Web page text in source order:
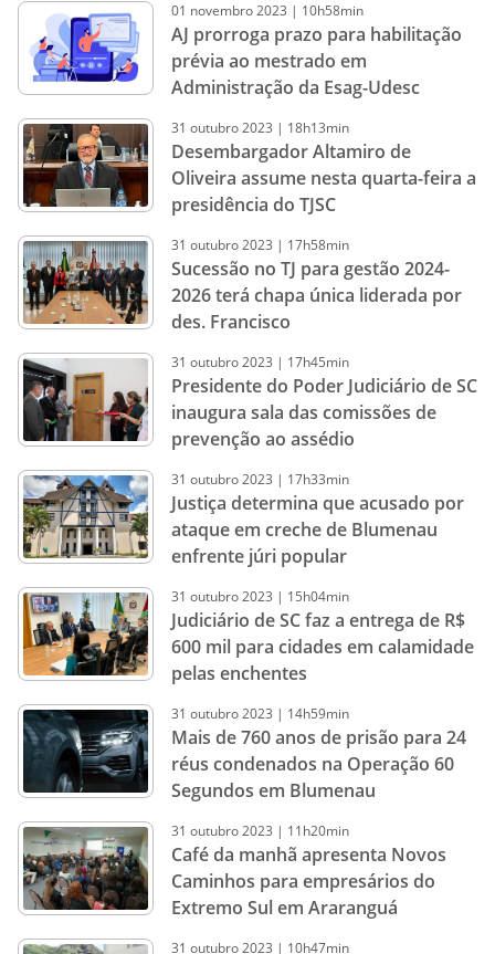
01 novembro2023 | 10h58min
AJ prorroga prazo para habilitação
prévia ao mestrado em
Administração da Esag-Udesc
31 outubro2023 | 18h13min
Desembargador Altamiro de
Oliveira assume nesta quarta-feira a
presidência do TJSC
31 outubro2023 | 17h58min
Sucessão no TJ para gestão 2024-
2026 terá chapa única liderada por
des. Francisco
31 outubro2023 | 17h45min
Presidente do Poder Judiciário de SC
inaugura sala das comissões de
prevenção ao assédio
31 outubro2023 | 17h33min
Justiça determina que acusado por
ataque em creche de Blumenau
enfrente júri popular
31 outubro2023 | 15h04min
Judiciário de SC faz a entrega de R$
600 mil para cidades em calamidade
pelas enchentes
31 outubro2023 | 14h59min
Mais de 760 anos de prisão para 24
réus condenados na Operação 60
Segundos em Blumenau
31 outubro2023 | 11h20min
Café da manhã apresenta Novos
Caminhos para empresários do
Extremo Sul em Araranguá
31 outubro2023 | 10h47min